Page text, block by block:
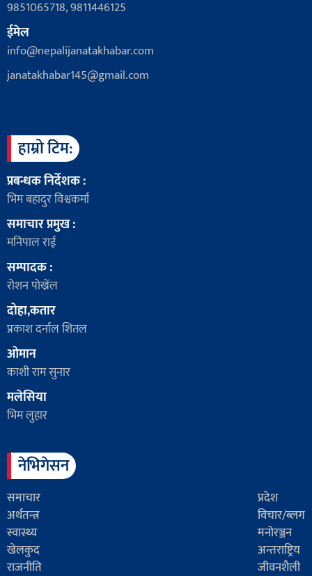
9851065718, 9811446125
ईमेल
info@nepalijanatakhabar.com
janatakhabar145@gmail.com
हाम्रो टिम:
प्रबन्धक निर्देशक :
भिम बहादुर विश्वकर्मा
समाचार प्रमुख :
मनिपाल राई
सम्पादक :
रोशन पोख्रेंल
दोहा,कतार
प्रकाश दर्नाल शितल
ओमान
काशी राम सुनार
मलेसिया
भिम लुहार
नेभिगेसन
समाचार
प्रदेश
अर्थतन्त्र
विचार/ब्लग
स्वास्थ्य
मनोरञ्जन
खेलकुद
अन्तराष्ट्रिय
राजनीति
जीवनशैली